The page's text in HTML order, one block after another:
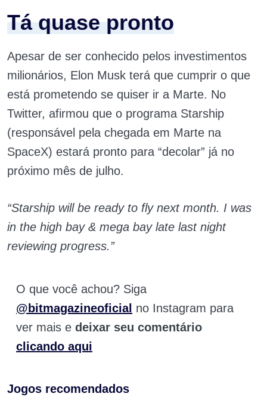
Tá quase pronto
Apesar de ser conhecido pelos investimentos
milionários, Elon Musk terá que cumprir o que
está prometendo se quiser ir a Marte. No
Twitter, afirmou que o programa Starship
(responsável pela chegada em Marte na
SpaceX) estará pronto para “decolar” já no
próximo mês de julho.
“Starship will be ready to fly next month. I was
in the high bay & mega bay late last night
reviewing progress.”
O que você achou? Siga
@bitmagazineoficial no Instagram para
ver mais e deixar seu comentário
clicando aqui
Jogos recomendados